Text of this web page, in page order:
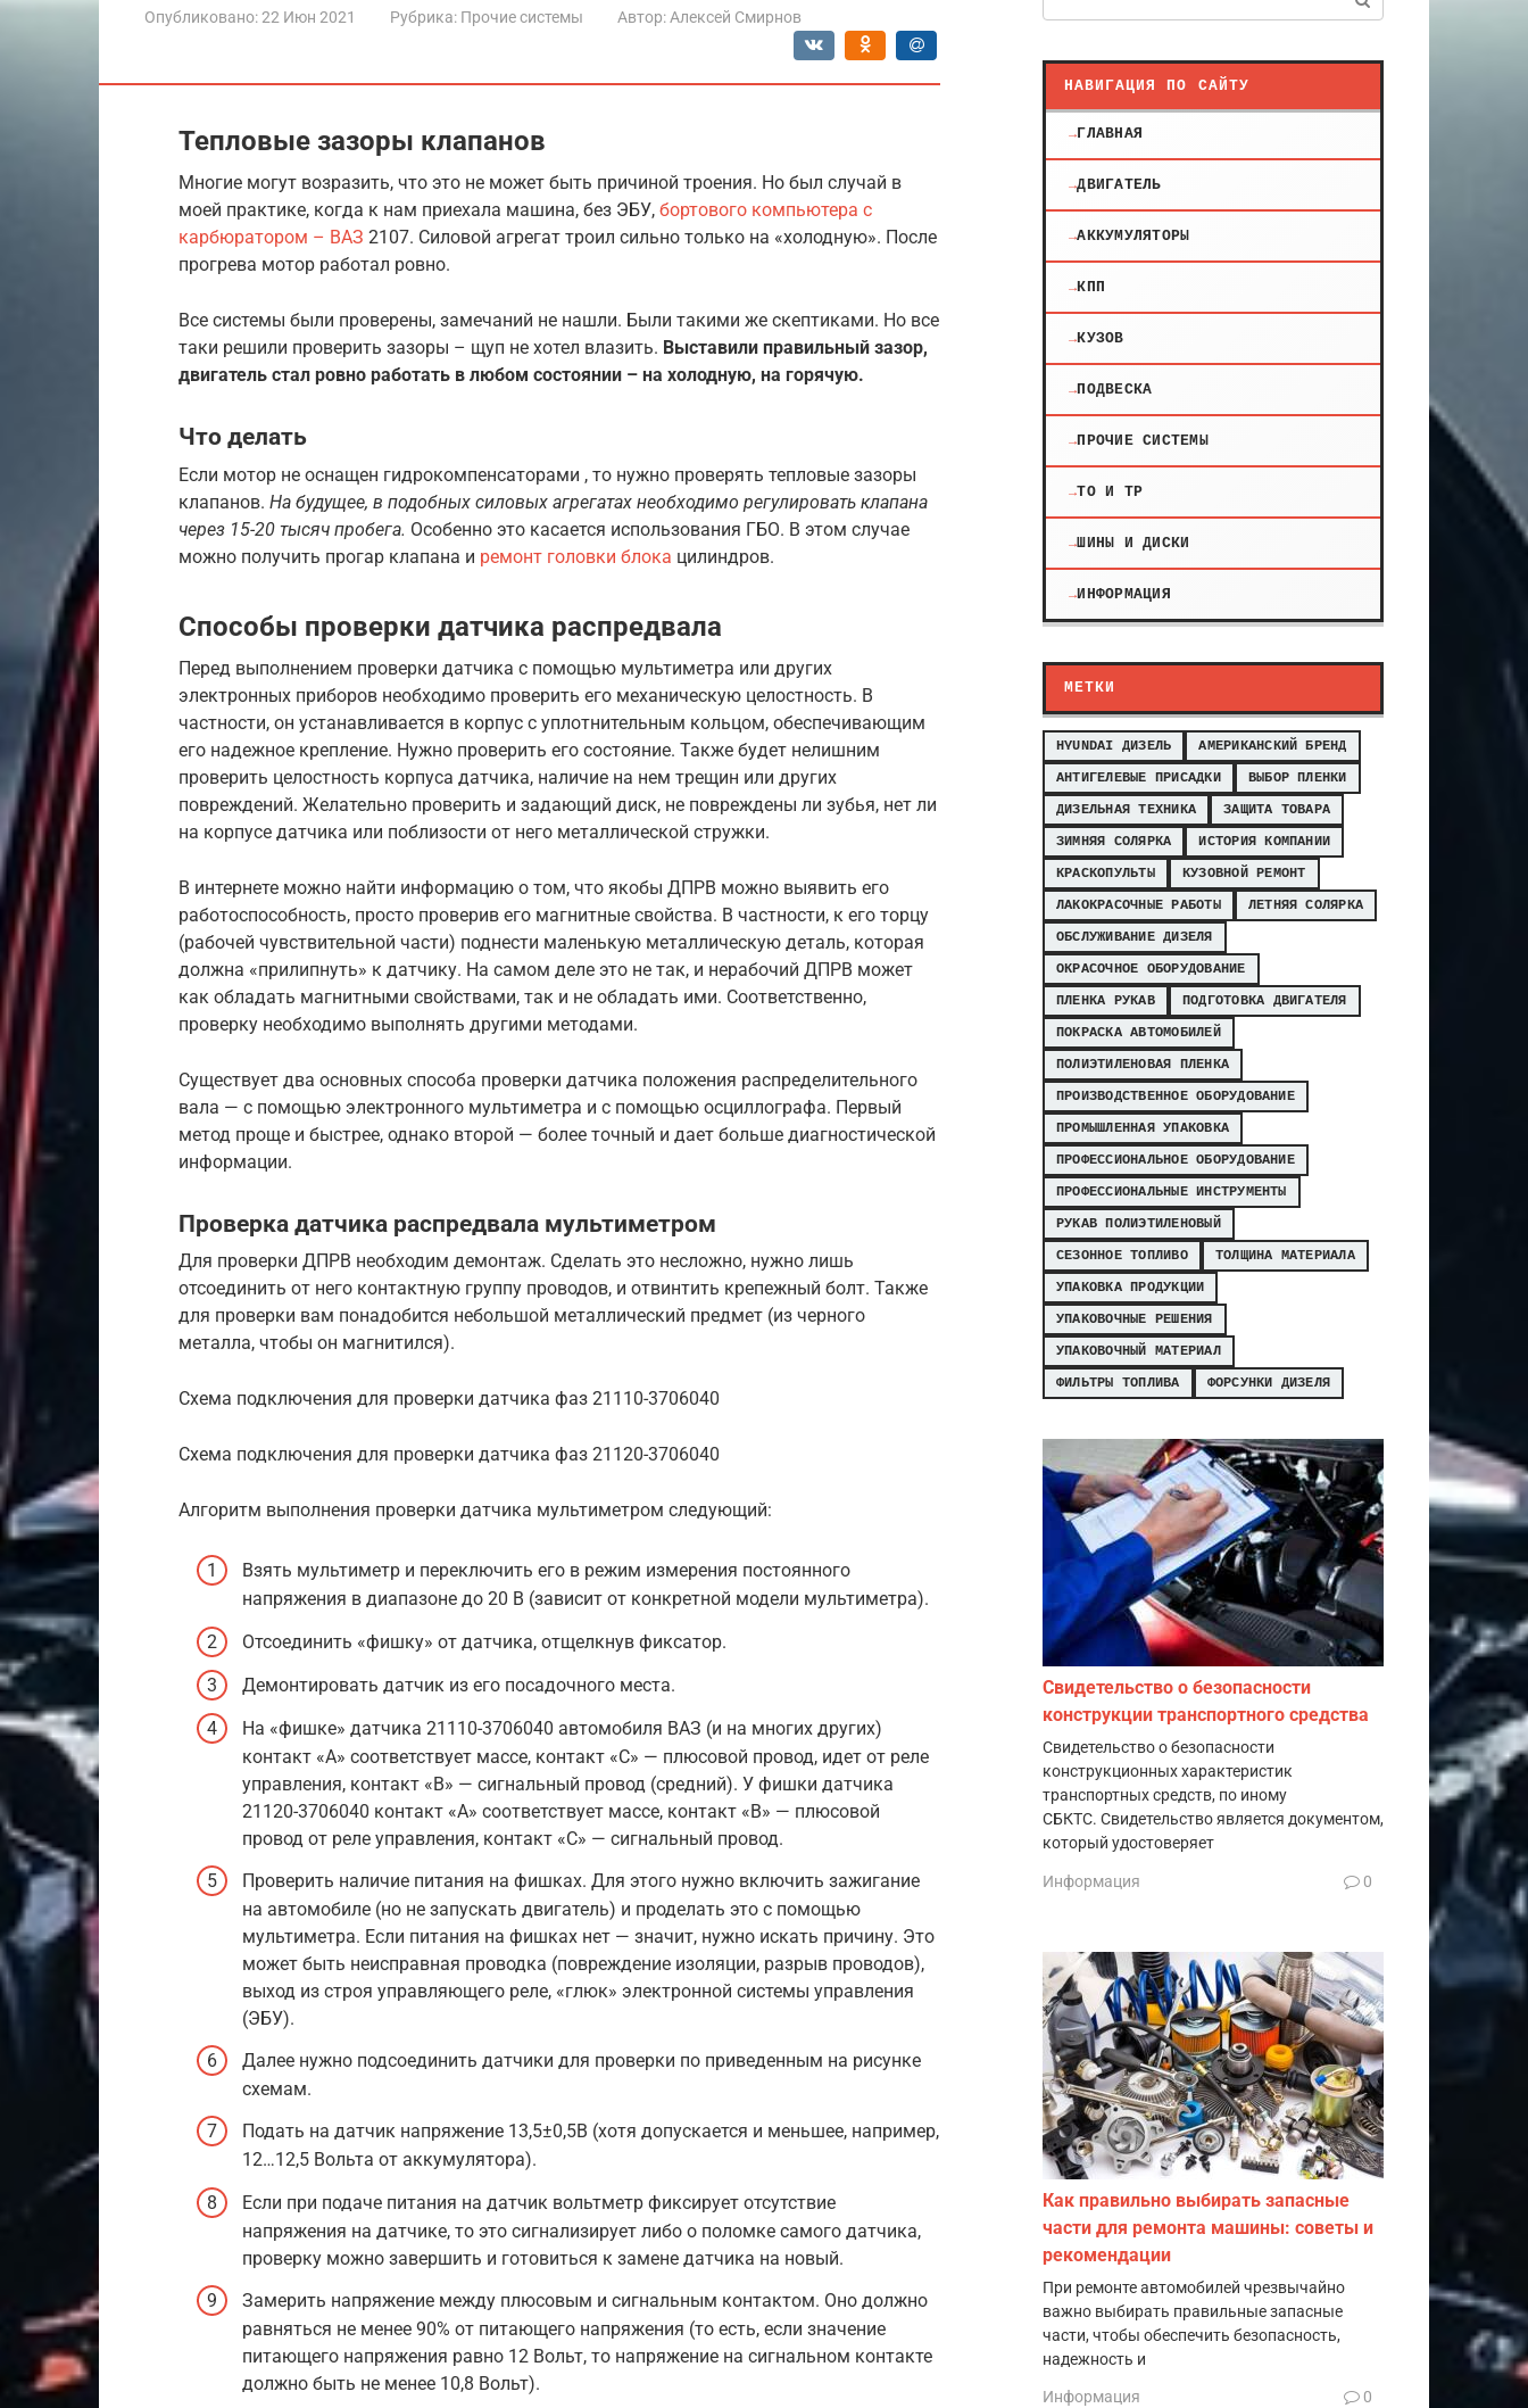
Опубликовано:22 Июн 2021 Рубрика: Прочие системы Автор: Алексей Смирнов
Тепловые зазоры клапанов
Многие могут возразить, что это не может быть причиной троения. Но был случай в
моей практике, когда к нам приехала машина, без ЭБУ, бортового компьютера с
карбюратором – ВАЗ 2107. Силовой агрегат троил сильно только на «холодную». После
прогрева мотор работал ровно.
Все системы были проверены, замечаний не нашли. Были такими же скептиками. Но все
таки решили проверить зазоры – щуп не хотел влазить. Выставили правильный зазор,
двигатель стал ровно работать в любом состоянии – на холодную, на горячую.
Что делать
Если мотор не оснащен гидрокомпенсаторами , то нужно проверять тепловые зазоры
клапанов. На будущее, в подобных силовых агрегатах необходимо регулировать клапана
через 15-20 тысяч пробега. Особенно это касается использования ГБО. В этом случае
можно получить прогар клапана и ремонт головки блока цилиндров.
Способы проверки датчика распредвала
Перед выполнением проверки датчика с помощью мультиметра или других
электронных приборов необходимо проверить его механическую целостность. В
частности, он устанавливается в корпус с уплотнительным кольцом, обеспечивающим
его надежное крепление. Нужно проверить его состояние. Также будет нелишним
проверить целостность корпуса датчика, наличие на нем трещин или других
повреждений. Желательно проверить и задающий диск, не повреждены ли зубья, нет ли
на корпусе датчика или поблизости от него металлической стружки.
В интернете можно найти информацию о том, что якобы ДПРВ можно выявить его
работоспособность, просто проверив его магнитные свойства. В частности, к его торцу
(рабочей чувствительной части) поднести маленькую металлическую деталь, которая
должна «прилипнуть» к датчику. На самом деле это не так, и нерабочий ДПРВ может
как обладать магнитными свойствами, так и не обладать ими. Соответственно,
проверку необходимо выполнять другими методами.
Существует два основных способа проверки датчика положения распределительного
вала — с помощью электронного мультиметра и с помощью осциллографа. Первый
метод проще и быстрее, однако второй — более точный и дает больше диагностической
информации.
Проверка датчика распредвала мультиметром
Для проверки ДПРВ необходим демонтаж. Сделать это несложно, нужно лишь
отсоединить от него контактную группу проводов, и отвинтить крепежный болт. Также
для проверки вам понадобится небольшой металлический предмет (из черного
металла, чтобы он магнитился).
Схема подключения для проверки датчика фаз 21110-3706040
Схема подключения для проверки датчика фаз 21120-3706040
Алгоритм выполнения проверки датчика мультиметром следующий:
Взять мультиметр и переключить его в режим измерения постоянного
напряжения в диапазоне до 20 В (зависит от конкретной модели мультиметра).
Отсоединить «фишку» от датчика, отщелкнув фиксатор.
Демонтировать датчик из его посадочного места.
На «фишке» датчика 21110-3706040 автомобиля ВАЗ (и на многих других)
контакт «А» соответствует массе, контакт «С» — плюсовой провод, идет от реле
управления, контакт «В» — сигнальный провод (средний). У фишки датчика
21120-3706040 контакт «А» соответствует массе, контакт «В» — плюсовой
провод от реле управления, контакт «С» — сигнальный провод.
Проверить наличие питания на фишках. Для этого нужно включить зажигание
на автомобиле (но не запускать двигатель) и проделать это с помощью
мультиметра. Если питания на фишках нет — значит, нужно искать причину. Это
может быть неисправная проводка (повреждение изоляции, разрыв проводов),
выход из строя управляющего реле, «глюк» электронной системы управления
(ЭБУ).
Далее нужно подсоединить датчики для проверки по приведенным на рисунке
схемам.
Подать на датчик напряжение 13,5±0,5В (хотя допускается и меньшее, например,
12…12,5 Вольта от аккумулятора).
Если при подаче питания на датчик вольтметр фиксирует отсутствие
напряжения на датчике, то это сигнализирует либо о поломке самого датчика,
проверку можно завершить и готовиться к замене датчика на новый.
Замерить напряжение между плюсовым и сигнальным контактом. Оно должно
равняться не менее 90% от питающего напряжения (то есть, если значение
питающего напряжения равно 12 Вольт, то напряжение на сигнальном контакте
должно быть не менее 10,8 Вольт).
НАВИГАЦИЯ ПО САЙТУ
ГЛАВНАЯ
ДВИГАТЕЛЬ
АККУМУЛЯТОРЫ
КПП
КУЗОВ
ПОДВЕСКА
ПРОЧИЕ СИСТЕМЫ
ТО И ТР
ШИНЫ И ДИСКИ
ИНФОРМАЦИЯ
МЕТКИ
HYUNDAI ДИЗЕЛЬ
АМЕРИКАНСКИЙ БРЕНД
АНТИГЕЛЕВЫЕ ПРИСАДКИ
ВЫБОР ПЛЕНКИ
ДИЗЕЛЬНАЯ ТЕХНИКА
ЗАЩИТА ТОВАРА
ЗИМНЯЯ СОЛЯРКА
ИСТОРИЯ КОМПАНИИ
КРАСКОПУЛЬТЫ
КУЗОВНОЙ РЕМОНТ
ЛАКОКРАСОЧНЫЕ РАБОТЫ
ЛЕТНЯЯ СОЛЯРКА
ОБСЛУЖИВАНИЕ ДИЗЕЛЯ
ОКРАСОЧНОЕ ОБОРУДОВАНИЕ
ПЛЕНКА РУКАВ
ПОДГОТОВКА ДВИГАТЕЛЯ
ПОКРАСКА АВТОМОБИЛЕЙ
ПОЛИЭТИЛЕНОВАЯ ПЛЕНКА
ПРОИЗВОДСТВЕННОЕ ОБОРУДОВАНИЕ
ПРОМЫШЛЕННАЯ УПАКОВКА
ПРОФЕССИОНАЛЬНОЕ ОБОРУДОВАНИЕ
ПРОФЕССИОНАЛЬНЫЕ ИНСТРУМЕНТЫ
РУКАВ ПОЛИЭТИЛЕНОВЫЙ
СЕЗОННОЕ ТОПЛИВО
ТОЛЩИНА МАТЕРИАЛА
УПАКОВКА ПРОДУКЦИИ
УПАКОВОЧНЫЕ РЕШЕНИЯ
УПАКОВОЧНЫЙ МАТЕРИАЛ
ФИЛЬТРЫ ТОПЛИВА
ФОРСУНКИ ДИЗЕЛЯ
Свидетельство о безопасности
конструкции транспортного средства
Свидетельство о безопасности
конструкционных характеристик
транспортных средств, по иному
СБКТС. Свидетельство является документом,
который удостоверяет
Информация 0
Как правильно выбирать запасные
части для ремонта машины: советы и
рекомендации
При ремонте автомобилей чрезвычайно
важно выбирать правильные запасные
части, чтобы обеспечить безопасность,
надежность и
Информация 0